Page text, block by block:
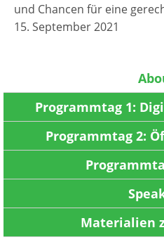
und Chancen für eine
15. September 2021
Programmtag 1:
Programmtag 2:
Materialien